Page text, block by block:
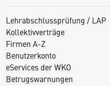
Lehrabschlussprüfung / LAP
Kollektivverträge
Firmen A-Z
Benutzerkonto
eServices der WKO
Betrugswarnungen